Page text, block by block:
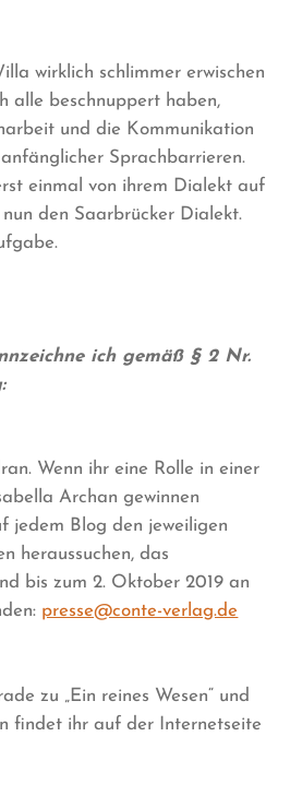
wirklich schlimmer erwischen
alle beschnuppert haben,
und die Kommunikation
Sprachbarrieren.
einmal von ihrem Dialekt auf
den Saarbrücker Dialekt.
ich gemäß § 2 Nr.
Wenn ihr eine Rolle in einer
Archan gewinnen
jedem Blog den jeweiligen
heraussuchen, das
bis zum 2. Oktober 2019 an
presse@conte-verlag.de
zu „Ein reines Wesen“ und
findet ihr auf der Internetseite